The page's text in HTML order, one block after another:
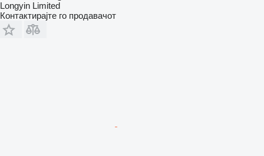
Longyin Limited
Контактирајте го продавачот